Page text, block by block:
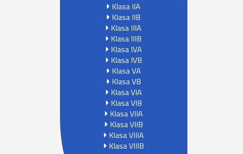
Klasa IIA
Klasa IIB
Klasa IIIA
Klasa IIIB
Klasa IVA
Klasa IVB
Klasa VA
Klasa VB
Klasa VIA
Klasa VIB
Klasa VIIA
Klasa VIIB
Klasa VIIIA
Klasa VIIIB